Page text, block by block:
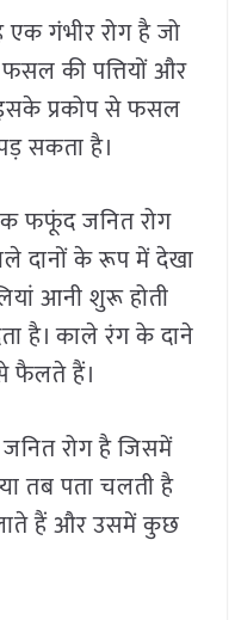
एक गंभीर रोग है जो
की पत्तियों और
प्रकोप से फसल
सकता है।
फफूंद जनित रोग
दानों के रूप में देखा
आनी शुरू होती
है। काले रंग के दाने
फैलते हैं।
रोग है जिसमें
तब पता चलती है
हैं और उसमें कुछ